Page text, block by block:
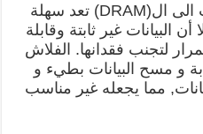
في حين كتابة و نقل البيانات الى ال(DRAM) تعد سهلة
البيانات غير ثابتة وقابلة
لتجنب فقدانها. الفلاش
و مسح البيانات بطيء و
مما يجعله غير مناسب